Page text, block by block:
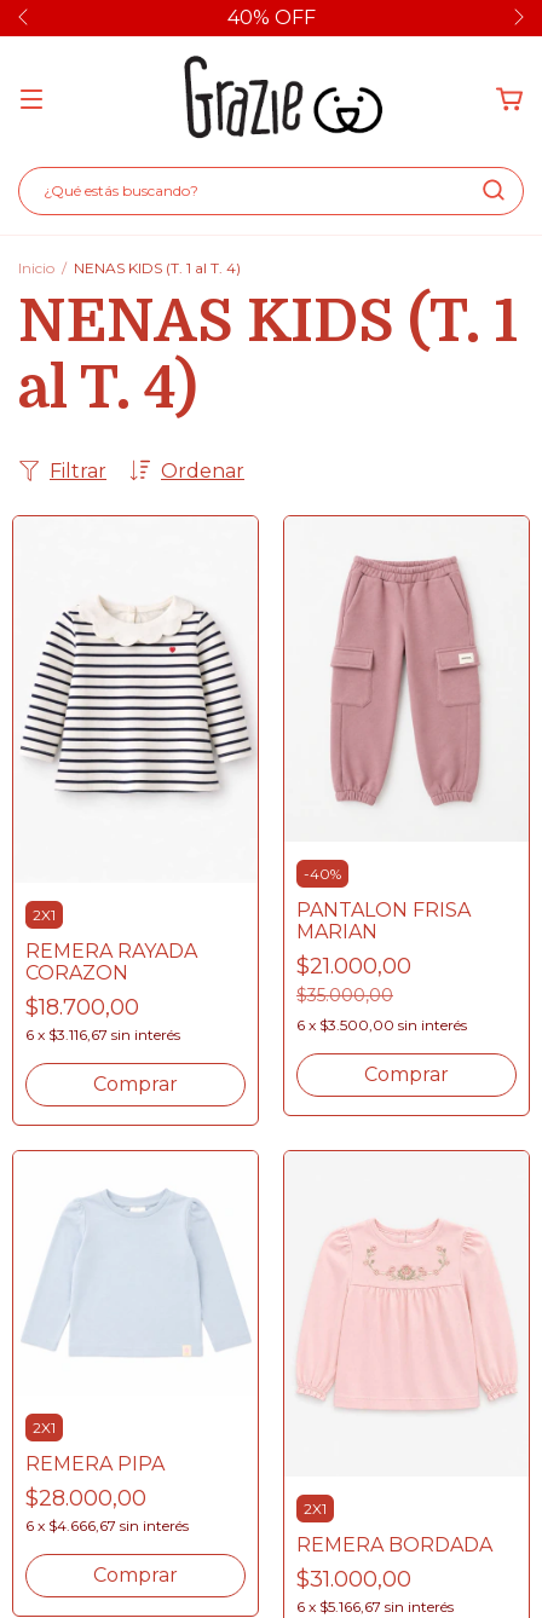
40% OFF
Inicio / NENAS KIDS (T. 1 al T. 4)
NENAS KIDS (T. 1
al T. 4)
Ordenar
Filtrar
2X1
REMERA RAYADA
CORAZON
$18.700,00
6 x $3.116,67 sin interés
Comprar
-40%
PANTALON FRISA
MARIAN
$21.000,00
$35.000,00
6 x $3.500,00 sin interés
Comprar
2X1
REMERA PIPA
$28.000,00
6 x $4.666,67 sin interés
Comprar
2X1
REMERA BORDADA
$31.000,00
6 x $5.166,67 sin interés